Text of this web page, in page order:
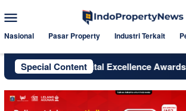
to
Menu
Nasional Pasar Property Industri Terkait
Special Content
Raih Digital Excellence Awards 2026